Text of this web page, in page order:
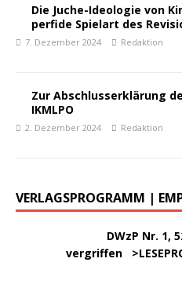
Die Juche-Ideologie von
perfide Spielart des
7. Dezember 2024 Redaktion
Zur Abschlusserklärung
IKMLPO
2. Dezember 2024 Redaktion
VERLAGSPROGRAMM |
DWzP Nr. 1,
vergriffen >